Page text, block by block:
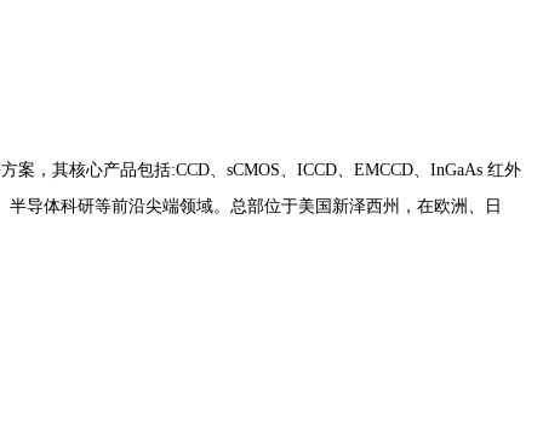
其核心产品包括:CCD、sCMOS、ICCD、EMCCD、InGaAs 红外
导体科研等前沿尖端领域。总部位于美国新泽西州，在欧洲、日